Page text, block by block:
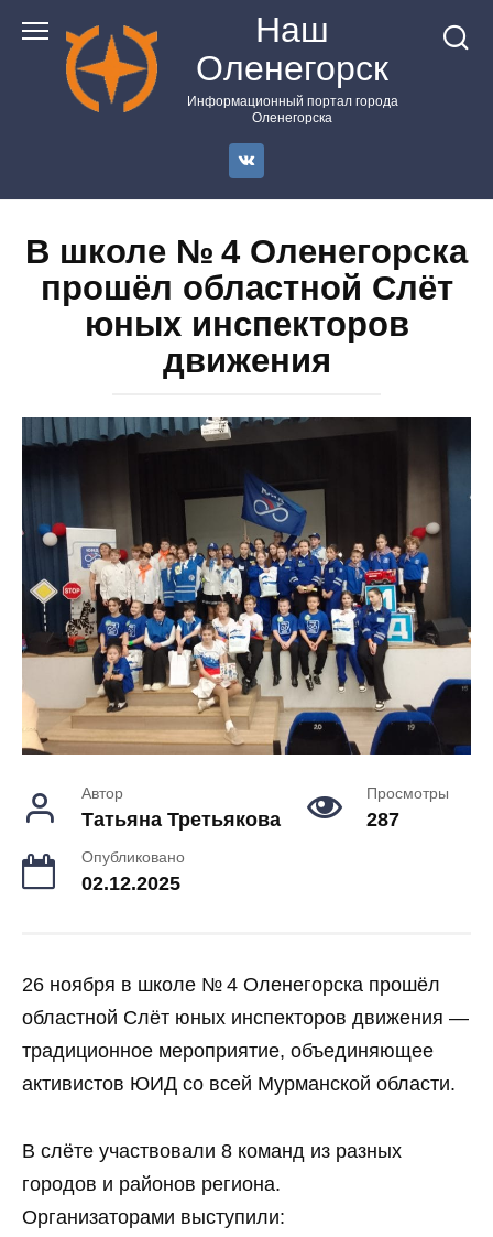
контенту
Наш
Оленегорск
Информационный портал города
Оленегорска
В школе № 4 Оленегорска
прошёл областной Слёт
юных инспекторов
движения
Автор
Татьяна Третьякова
Просмотры
287
Опубликовано
02.12.2025
26 ноября в школе № 4 Оленегорска прошёл
областной Слёт юных инспекторов движения —
традиционное мероприятие, объединяющее
активистов ЮИД со всей Мурманской области.
В слёте участвовали 8 команд из разных
городов и районов региона.
Организаторами выступили: